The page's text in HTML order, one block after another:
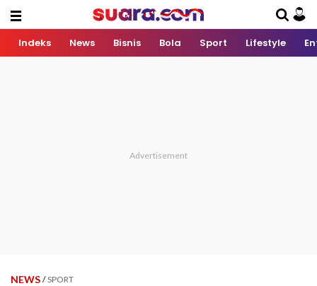
Indeks News Bisnis Bola Sport Lifestyle
NEWS / SPORT